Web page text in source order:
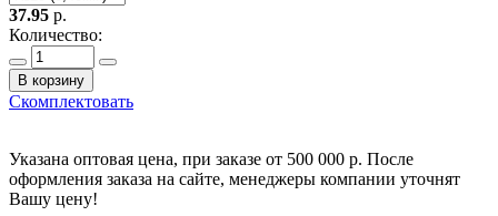
37.95 р.
Количество:
В корзину
Скомплектовать
Указана оптовая цена, при заказе от 500 000 р. После
оформления заказа на сайте, менеджеры компании уточнят
Вашу цену!